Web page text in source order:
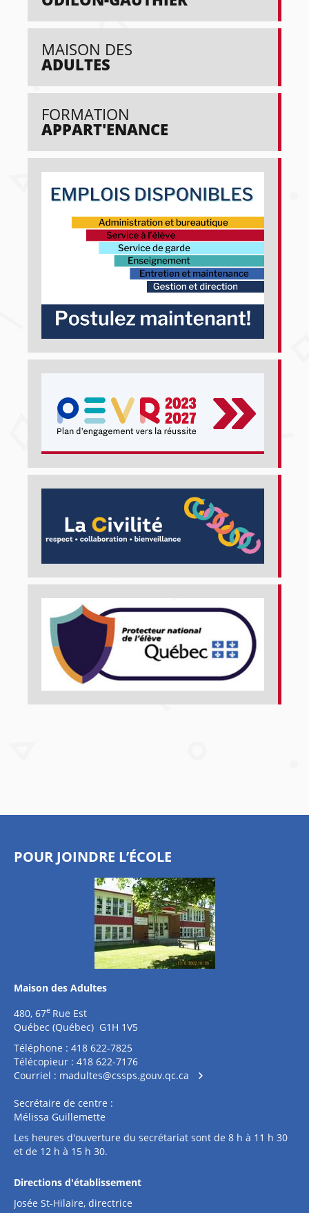
MAISON DES
ADULTES
FORMATION
APPART'ENANCE
POUR JOINDRE L’ÉCOLE
Maison des Adultes
480, 67e Rue Est
Québec (Québec) G1H 1V5
Téléphone : 418 622-7825
Télécopieur : 418 622-7176
Courriel : madultes@cssps.gouv.qc.ca
Secrétaire de centre :
Mélissa Guillemette
Les heures d'ouverture du secrétariat sont de 8 h à 11 h 30
et de 12 h à 15 h 30.
Directions d'établissement
Josée St-Hilaire, directrice